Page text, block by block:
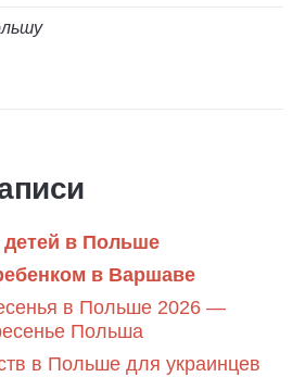
в Польше
в Варшаве
в Польше 2026 —
Польша
в Польше для украинцев